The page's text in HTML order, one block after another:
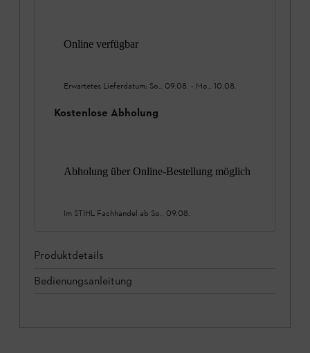
Online verfügbar
Erwartetes Lieferdatum: So., 09.08. - Mo., 10.08.
Kostenlose Abholung
Abholung über Online-Bestellung möglich
Im STIHL Fachhandel ab So., 09.08.
Produktdetails
Bedienungsanleitung